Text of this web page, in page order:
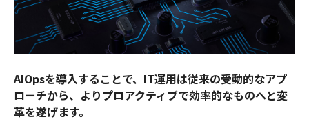
AIOpsを導入することで、IT運用は従来の受動的なアプ
ローチから、よりプロアクティブで効率的なものへと変
革を遂げます。